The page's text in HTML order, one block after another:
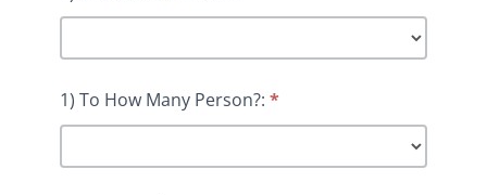
1) To How Many Person?: *